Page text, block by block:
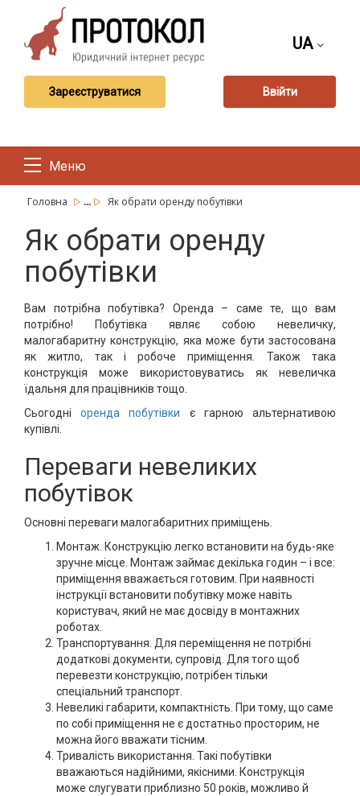
UA
Зареєструватися Ввійти
Меню
Головна ... Як обрати оренду побутівки
Як обрати оренду
побутівки
Вам потрібна побутівка? Оренда – саме те, що вам
потрібно! Побутівка являє собою невеличку,
малогабаритну конструкцію, яка може бути застосована
як житло, так і робоче приміщення. Також така
конструкція може використовуватись як невеличка
їдальня для працівників тощо.
Сьогодніоренда побутівки є гарною альтернативою
купівлі.
Переваги невеликих
побутівок
Основні переваги малогабаритних приміщень.
Монтаж. Конструкцію легко встановити на будь-яке
зручне місце. Монтаж займає декілька годин – і все:
приміщення вважається готовим. При наявності
інструкції встановити побутівку може навіть
користувач, який не має досвіду в монтажних
роботах.
Транспортування. Для переміщення не потрібні
додаткові документи, супровід. Для того щоб
перевезти конструкцію, потрібен тільки
спеціальний транспорт.
Невеликі габарити, компактність. При тому, що саме
по собі приміщення не є достатньо просторим, не
можна його вважати тісним.
Тривалість використання. Такі побутівки
вважаються надійними, якісними. Конструкція
може слугувати приблизно 50 років, можливо й